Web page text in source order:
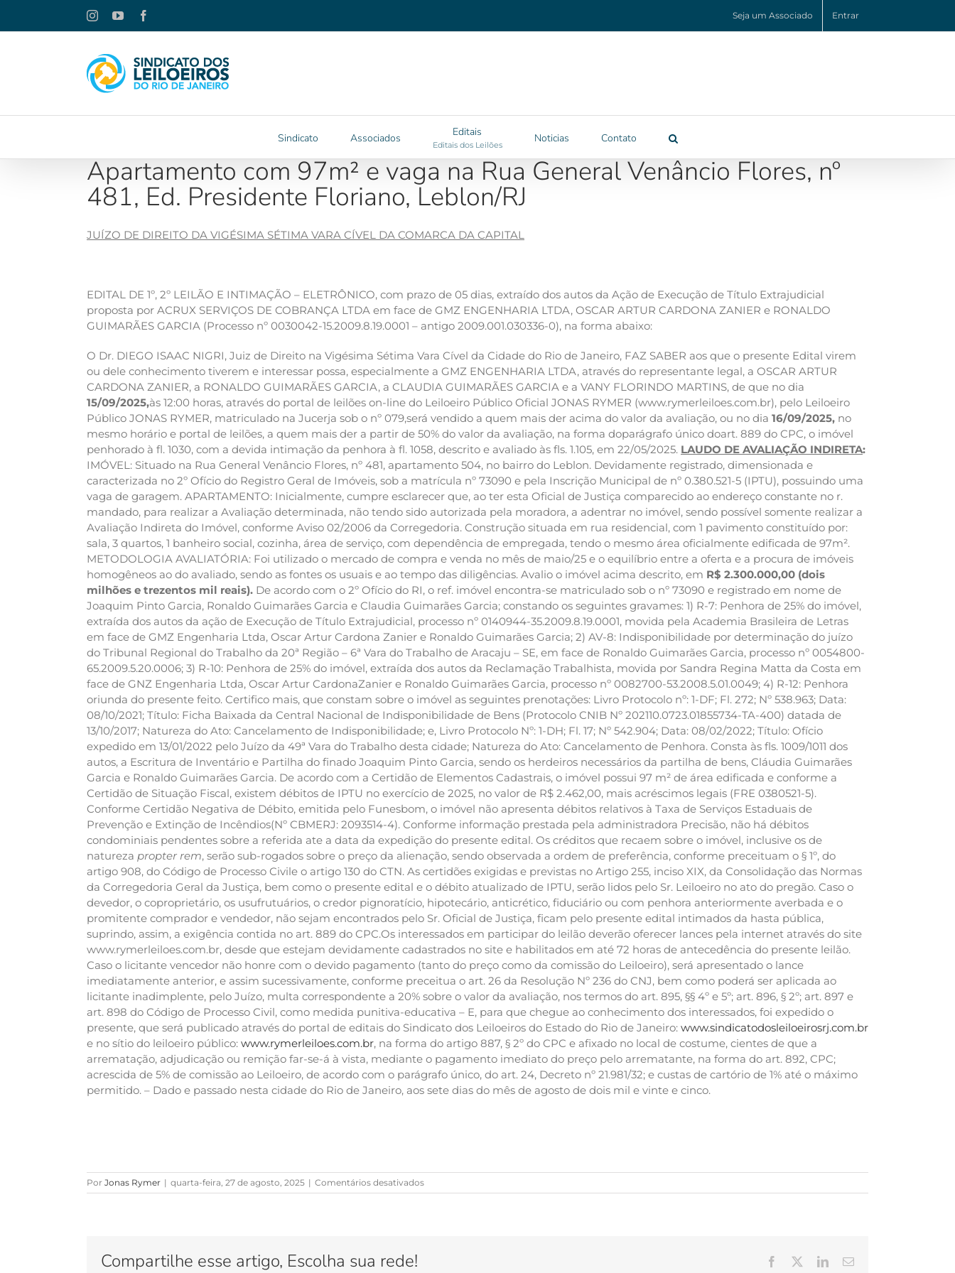
InstagramYouTube Seja um Associado Entrar
Sindicato Associados Editais
Editais dos Leilões
Noticias Contato
Apartamento com 97m² e vaga na Rua General Venâncio Flores, nº
481, Ed. Presidente Floriano, Leblon/RJ
JUÍZO DE DIREITO DA VIGÉSIMA SÉTIMA VARA CÍVEL DA COMARCA DA CAPITAL
EDITAL DE 1º, 2º LEILÃO E INTIMAÇÃO – ELETRÔNICO, com prazo de 05 dias, extraído dos autos da Ação de Execução de Título Extrajudicial
proposta por ACRUX SERVIÇOS DE COBRANÇA LTDA em face de GMZ ENGENHARIA LTDA, OSCAR ARTUR CARDONA ZANIER e RONALDO
GUIMARÃES GARCIA (Processo nº 0030042-15.2009.8.19.0001 – antigo 2009.001.030336-0), na forma abaixo:
O Dr. DIEGO ISAAC NIGRI, Juiz de Direito na Vigésima Sétima Vara Cível da Cidade do Rio de Janeiro, FAZ SABER aos que o presente Edital virem
ou dele conhecimento tiverem e interessar possa, especialmente a GMZ ENGENHARIA LTDA, através do representante legal, a OSCAR ARTUR
CARDONA ZANIER, a RONALDO GUIMARÃES GARCIA, a CLAUDIA GUIMARÃES GARCIA e a VANY FLORINDO MARTINS, de que no dia
15/09/2025,às 12:00 horas, através do portal de leilões on-line do Leiloeiro Público Oficial JONAS RYMER (www.rymerleiloes.com.br), pelo Leiloeiro
Público JONAS RYMER, matriculado na Jucerja sob o nº 079,será vendido a quem mais der acima do valor da avaliação, ou no dia 16/09/2025, no
mesmo horário e portal de leilões, a quem mais der a partir de 50% do valor da avaliação, na forma doparágrafo único doart. 889 do CPC, o imóvel
penhorado à fl. 1030, com a devida intimação da penhora à fl. 1058, descrito e avaliado às fls. 1.105, em 22/05/2025. LAUDO DE AVALIAÇÃO INDIRETA:
IMÓVEL: Situado na Rua General Venâncio Flores, nº 481, apartamento 504, no bairro do Leblon. Devidamente registrado, dimensionada e
caracterizada no 2º Ofício do Registro Geral de Imóveis, sob a matrícula nº 73090 e pela Inscrição Municipal de nº 0.380.521-5 (IPTU), possuindo uma
vaga de garagem. APARTAMENTO: Inicialmente, cumpre esclarecer que, ao ter esta Oficial de Justiça comparecido ao endereço constante no r.
mandado, para realizar a Avaliação determinada, não tendo sido autorizada pela moradora, a adentrar no imóvel, sendo possível somente realizar a
Avaliação Indireta do Imóvel, conforme Aviso 02/2006 da Corregedoria. Construção situada em rua residencial, com 1 pavimento constituído por:
sala, 3 quartos, 1 banheiro social, cozinha, área de serviço, com dependência de empregada, tendo o mesmo área oficialmente edificada de 97m².
METODOLOGIA AVALIATÓRIA: Foi utilizado o mercado de compra e venda no mês de maio/25 e o equilíbrio entre a oferta e a procura de imóveis
homogêneos ao do avaliado, sendo as fontes os usuais e ao tempo das diligências. Avalio o imóvel acima descrito, em R$ 2.300.000,00 (dois
milhões e trezentos mil reais). De acordo com o 2º Ofício do RI, o ref. imóvel encontra-se matriculado sob o nº 73090 e registrado em nome de
Joaquim Pinto Garcia, Ronaldo Guimarães Garcia e Claudia Guimarães Garcia; constando os seguintes gravames: 1) R-7: Penhora de 25% do imóvel,
extraída dos autos da ação de Execução de Título Extrajudicial, processo nº 0140944-35.2009.8.19.0001, movida pela Academia Brasileira de Letras
em face de GMZ Engenharia Ltda, Oscar Artur Cardona Zanier e Ronaldo Guimarães Garcia; 2) AV-8: Indisponibilidade por determinação do juízo
do Tribunal Regional do Trabalho da 20ª Região – 6ª Vara do Trabalho de Aracaju – SE, em face de Ronaldo Guimarães Garcia, processo nº 0054800-
65.2009.5.20.0006; 3) R-10: Penhora de 25% do imóvel, extraída dos autos da Reclamação Trabalhista, movida por Sandra Regina Matta da Costa em
face de GNZ Engenharia Ltda, Oscar Artur CardonaZanier e Ronaldo Guimarães Garcia, processo nº 0082700-53.2008.5.01.0049; 4) R-12: Penhora
oriunda do presente feito. Certifico mais, que constam sobre o imóvel as seguintes prenotações: Livro Protocolo nº: 1-DF; Fl. 272; Nº 538.963; Data:
08/10/2021; Título: Ficha Baixada da Central Nacional de Indisponibilidade de Bens (Protocolo CNIB Nº 202110.0723.01855734-TA-400) datada de
13/10/2017; Natureza do Ato: Cancelamento de Indisponibilidade; e, Livro Protocolo Nº: 1-DH; Fl. 17; Nº 542.904; Data: 08/02/2022; Título: Ofício
expedido em 13/01/2022 pelo Juízo da 49ª Vara do Trabalho desta cidade; Natureza do Ato: Cancelamento de Penhora. Consta às fls. 1009/1011 dos
autos, a Escritura de Inventário e Partilha do finado Joaquim Pinto Garcia, sendo os herdeiros necessários da partilha de bens, Cláudia Guimarães
Garcia e Ronaldo Guimarães Garcia. De acordo com a Certidão de Elementos Cadastrais, o imóvel possui 97 m² de área edificada e conforme a
Certidão de Situação Fiscal, existem débitos de IPTU no exercício de 2025, no valor de R$ 2.462,00, mais acréscimos legais (FRE 0380521-5).
Conforme Certidão Negativa de Débito, emitida pelo Funesbom, o imóvel não apresenta débitos relativos à Taxa de Serviços Estaduais de
Prevenção e Extinção de Incêndios(Nº CBMERJ: 2093514-4). Conforme informação prestada pela administradora Precisão, não há débitos
condominiais pendentes sobre a referida ate a data da expedição do presente edital. Os créditos que recaem sobre o imóvel, inclusive os de
natureza propter rem, serão sub-rogados sobre o preço da alienação, sendo observada a ordem de preferência, conforme preceituam o § 1º, do
artigo 908, do Código de Processo Civile o artigo 130 do CTN. As certidões exigidas e previstas no Artigo 255, inciso XIX, da Consolidação das Normas
da Corregedoria Geral da Justiça, bem como o presente edital e o débito atualizado de IPTU, serão lidos pelo Sr. Leiloeiro no ato do pregão. Caso o
devedor, o coproprietário, os usufrutuários, o credor pignoratício, hipotecário, anticrético, fiduciário ou com penhora anteriormente averbada e o
promitente comprador e vendedor, não sejam encontrados pelo Sr. Oficial de Justiça, ficam pelo presente edital intimados da hasta pública,
suprindo, assim, a exigência contida no art. 889 do CPC.Os interessados em participar do leilão deverão oferecer lances pela internet através do site
www.rymerleiloes.com.br, desde que estejam devidamente cadastrados no site e habilitados em até 72 horas de antecedência do presente leilão.
Caso o licitante vencedor não honre com o devido pagamento (tanto do preço como da comissão do Leiloeiro), será apresentado o lance
imediatamente anterior, e assim sucessivamente, conforme preceitua o art. 26 da Resolução Nº 236 do CNJ, bem como poderá ser aplicada ao
licitante inadimplente, pelo Juízo, multa correspondente a 20% sobre o valor da avaliação, nos termos do art. 895, §§ 4º e 5º; art. 896, § 2º; art. 897 e
art. 898 do Código de Processo Civil, como medida punitiva-educativa – E, para que chegue ao conhecimento dos interessados, foi expedido o
presente, que será publicado através do portal de editais do Sindicato dos Leiloeiros do Estado do Rio de Janeiro: www.sindicatodosleiloeirosrj.com.br
e no sítio do leiloeiro público: www.rymerleiloes.com.br, na forma do artigo 887, § 2º do CPC e afixado no local de costume, cientes de que a
arrematação, adjudicação ou remição far-se-á à vista, mediante o pagamento imediato do preço pelo arrematante, na forma do art. 892, CPC;
acrescida de 5% de comissão ao Leiloeiro, de acordo com o parágrafo único, do art. 24, Decreto nº 21.981/32; e custas de cartório de 1% até o máximo
permitido. – Dado e passado nesta cidade do Rio de Janeiro, aos sete dias do mês de agosto de dois mil e vinte e cinco.
Por Jonas Rymer | quarta-feira, 27 de agosto, 2025 | Comentários desativadosem
Apartamento
Compartilhe esse artigo, Escolha sua rede! Facebook LinkedIn
E-